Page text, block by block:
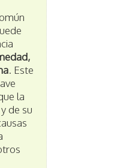
. Este
la
de su